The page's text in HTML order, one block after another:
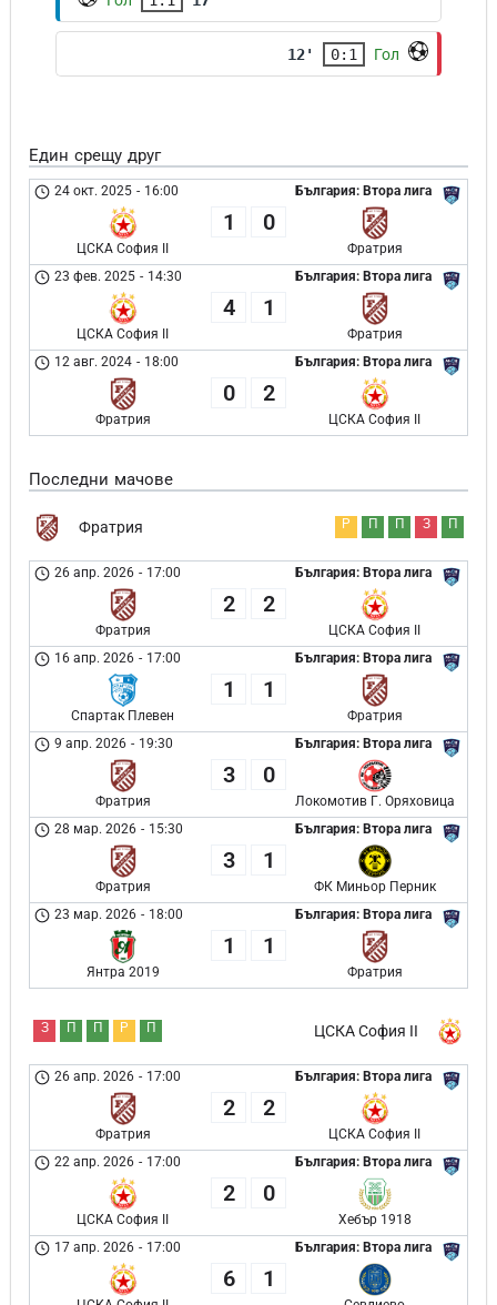
12' 0:1 Гол
Един срещу друг
България: Втора лига
24 окт. 2025 - 16:00
ЦСКА София II
1 0
Фратрия
България: Втора лига
23 фев. 2025 - 14:30
ЦСКА София II
4 1
Фратрия
България: Втора лига
12 авг. 2024 - 18:00
Фратрия
0 2
ЦСКА София II
Последни мачове
Фратрия Р П П З П
България: Втора лига
26 апр. 2026 - 17:00
Фратрия
2 2
ЦСКА София II
България: Втора лига
16 апр. 2026 - 17:00
Спартак Плевен
1 1
Фратрия
България: Втора лига
9 апр. 2026 - 19:30
Фратрия
3 0
Локомотив Г. Оряховица
България: Втора лига
28 мар. 2026 - 15:30
Фратрия
3 1
ФК Миньор Перник
България: Втора лига
23 мар. 2026 - 18:00
Янтра 2019
1 1
Фратрия
ЦСКА София II
З П П Р П
България: Втора лига
26 апр. 2026 - 17:00
Фратрия
2 2
ЦСКА София II
България: Втора лига
22 апр. 2026 - 17:00
ЦСКА София II
2 0
Хебър 1918
България: Втора лига
17 апр. 2026 - 17:00
6 1